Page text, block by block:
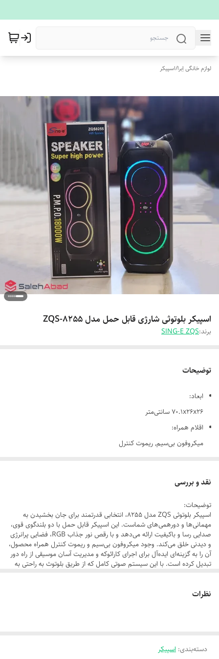
لوازم خانگی اِبرا/اسپیکر
اسپیکر بلوتوثی شارژی قابل حمل مدل ZQS-8255
برند:SING-E ZQS
توضیحات
ابعاد:
70.1x26x26 سانتی‌متر
اقلام همراه:
میکروفون بی‌سیم, ریموت کنترل
تعداد بلندگو:
2
رنگ:
مشکی
مدل اصلی:
8255
باتری
وزن:
نقد و بررسی
توضیحات:
اسپیکر بلوتوثی ZQS مدل 8255، انتخابی قدرتمند برای جان بخشیدن به
مهمانی‌ها و دورهمی‌های شماست. این اسپیکر قابل حمل با دو بلندگوی قوی،
صدایی رسا و باکیفیت ارائه می‌دهد و با رقص نور جذاب RGB، فضایی پرانرژی
و دیدنی خلق می‌کند. وجود میکروفون بی‌سیم و ریموت کنترل همراه محصول،
آن را به گزینه‌ای ایده‌آل برای اجرای کارائوکه و مدیریت آسان موسیقی از راه دور
تبدیل کرده است. با این سیستم صوتی کامل که از طریق بلوتوث به راحتی به
نظرات
دسته‌بندی: اسپیکر